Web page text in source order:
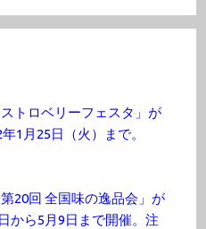
トロベリーフェスタ」が
1月25日（火）まで。
20回 全国味の逸品会」が
から5月9日まで開催。注